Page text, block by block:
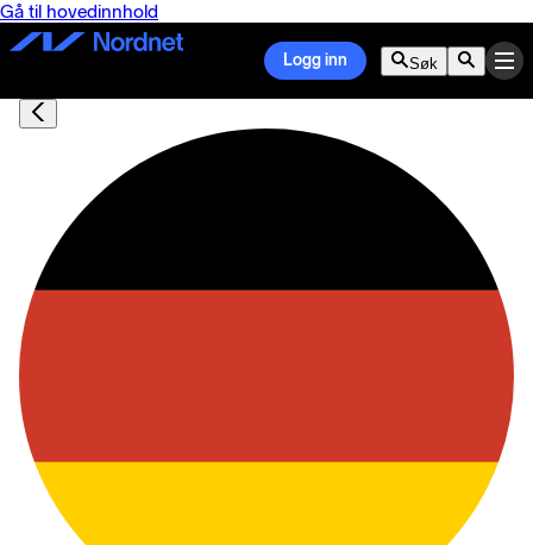
Gå til hovedinnhold
Logg inn Søk